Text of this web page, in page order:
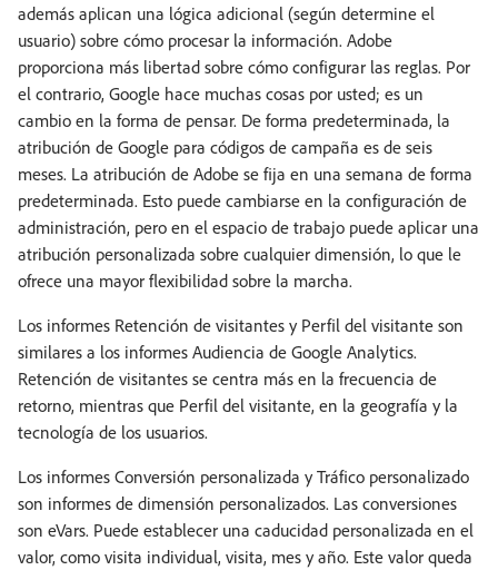
además aplican una lógica adicional (según determine el
usuario) sobre cómo procesar la información. Adobe
proporciona más libertad sobre cómo configurar las reglas. Por
el contrario, Google hace muchas cosas por usted; es un
cambio en la forma de pensar. De forma predeterminada, la
atribución de Google para códigos de campaña es de seis
meses. La atribución de Adobe se fija en una semana de forma
predeterminada. Esto puede cambiarse en la configuración de
administración, pero en el espacio de trabajo puede aplicar una
atribución personalizada sobre cualquier dimensión, lo que le
ofrece una mayor flexibilidad sobre la marcha.
Los informes Retención de visitantes y Perfil del visitante son
similares a los informes Audiencia de Google Analytics.
Retención de visitantes se centra más en la frecuencia de
retorno, mientras que Perfil del visitante, en la geografía y la
tecnología de los usuarios.
Los informes Conversión personalizada y Tráfico personalizado
son informes de dimensión personalizados. Las conversiones
son eVars. Puede establecer una caducidad personalizada en el
valor, como visita individual, visita, mes y año. Este valor queda